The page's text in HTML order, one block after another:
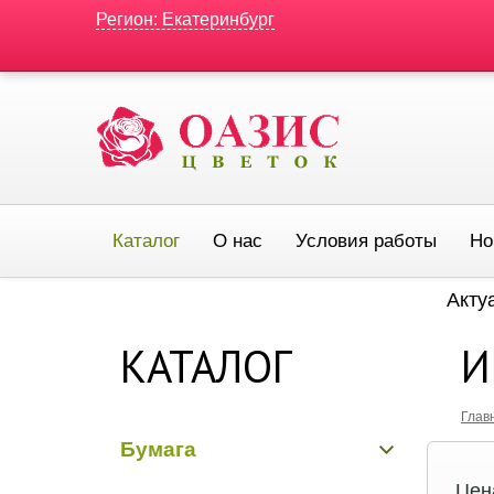
Регион: Екатеринбург
Каталог О нас Условия работы
КАТАЛОГ
Бумага